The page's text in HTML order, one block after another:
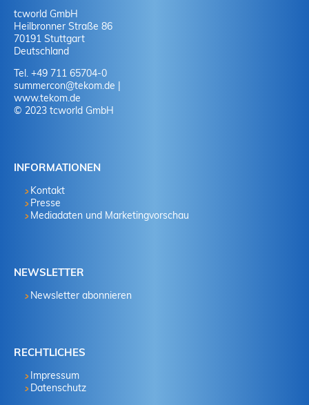
tcworld GmbH
Heilbronner Straße 86
70191 Stuttgart
Deutschland
Tel. +49 711 65704-0
summercon@tekom.de |
www.tekom.de
© 2023 tcworld GmbH
INFORMATIONEN
Kontakt
Presse
Mediadaten und Marketingvorschau
NEWSLETTER
Newsletter abonnieren
RECHTLICHES
Impressum
Datenschutz